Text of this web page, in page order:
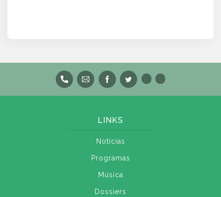
LINKS
Notícias
Programas
Música
Dossiers